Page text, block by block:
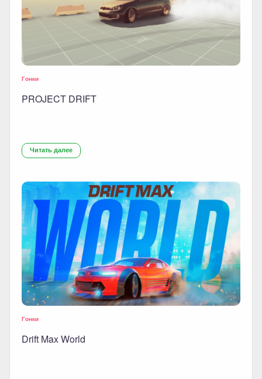
Гонки
PROJECT DRIFT
Читать далее
Гонки
Drift Max World